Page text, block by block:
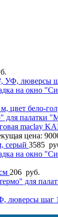
УФ, люверсы
на окно
цвет бело-
палатки
maclay
цена:
серый 3585
на окно
206 руб.
для
люверсы